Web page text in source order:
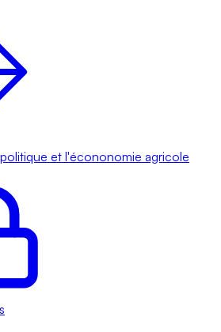
et l'écononomie agricole